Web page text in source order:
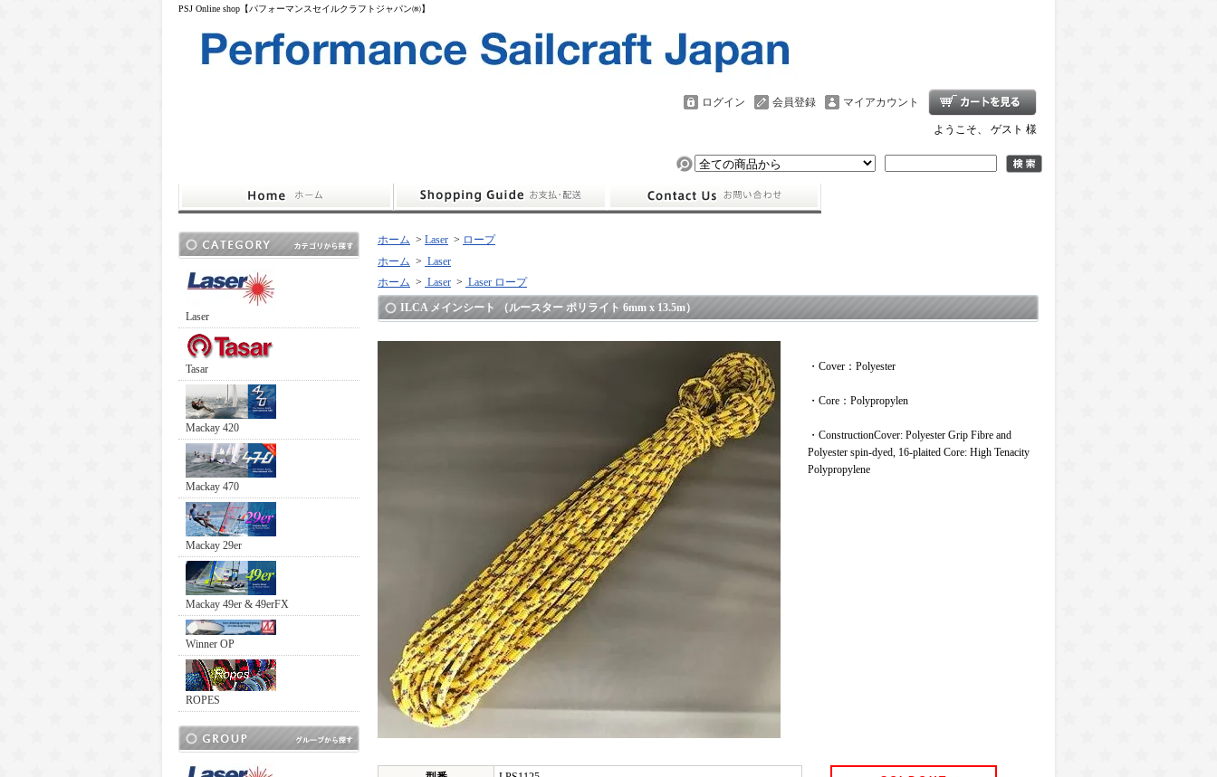
PSJ Online shop【パフォーマンスセイルクラフトジャパン㈱】
マイアカウント
会員登録
ログイン
ようこそ、 ゲスト 様
Laser
Tasar
Mackay 420
Mackay 470
Mackay 29er
Mackay 49er & 49erFX
Winner OP
ROPES
ホーム > Laser > ロープ
ホーム > Laser
ホーム > Laser > Laser ロープ
ILCA メインシート （ルースター ポリライト 6mm x 13.5m）
・Cover：Polyester
・Core：Polypropylen
・ConstructionCover: Polyester Grip Fibre and
Polyester spin-dyed, 16-plaited Core: High Tenacity
Polypropylene